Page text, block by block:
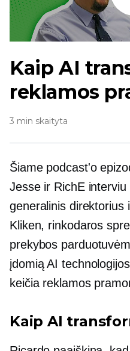
Kaip AI
reklamos
3 min skaityta
Šiame podcast'o
Jesse ir RichE interviu
generalinis direktorius
Kliken, rinkodaros
prekybos
įdomią AI
keičia reklamos
Kaip AI